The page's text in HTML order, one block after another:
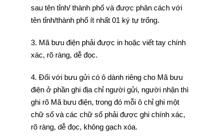
sau tên tỉnh/ thành phố và được phân cách với
tên tỉnh/thành phố ít nhất 01 ký tự trống.
3. Mã bưu điện phải được in hoặc viết tay chính
xác, rõ ràng, dễ đọc.
4. Đối với bưu gửi có ô dành riêng cho Mã bưu
điện ở phần ghi địa chỉ người gửi, người nhận thì
ghi rõ Mã bưu điện, trong đó mỗi ô chỉ ghi một
chữ số và các chữ số phải được ghi chính xác,
rõ ràng, dễ đọc, không gạch xóa.